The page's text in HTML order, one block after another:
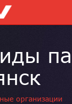
организации